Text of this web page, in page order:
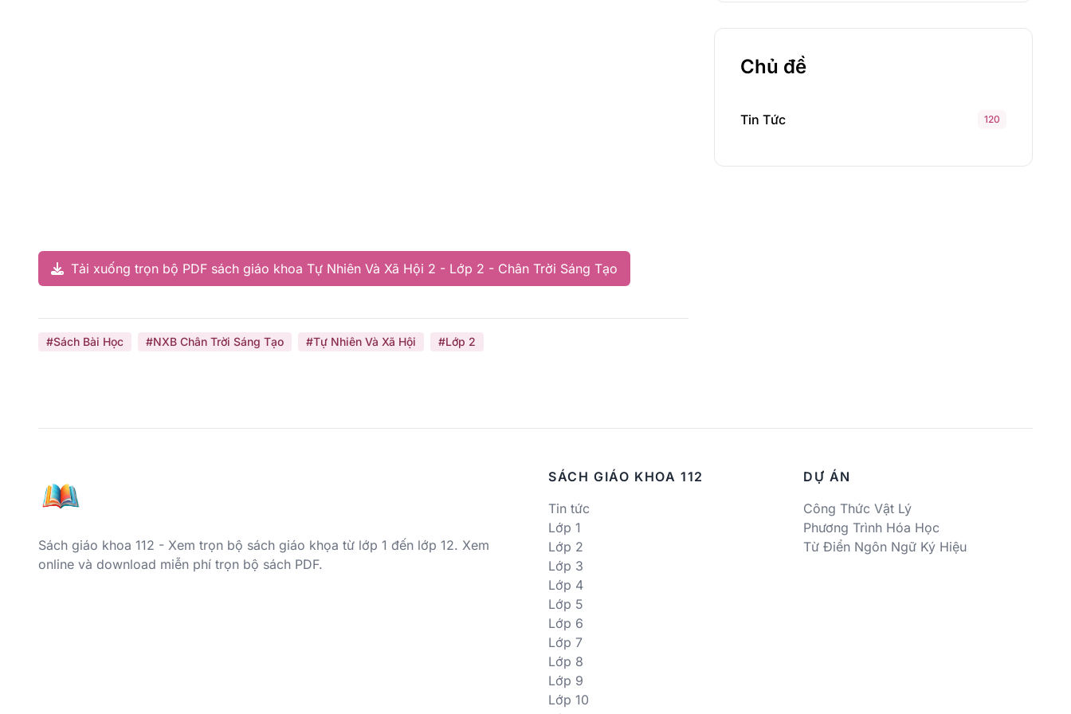
Tải xuống trọn bộ PDF sách giáo khoa Tự Nhiên Và Xã Hội 2 - Lớp 2 - Chân Trời Sáng Tạo
#Sách Bài Học #NXB Chân Trời Sáng Tạo #Tự Nhiên Và Xã Hội #Lớp 2
Chủ đề
Tin Tức 120
Sách giáo khoa 112 - Xem trọn bộ sách giáo khọa từ lớp 1 đến lớp 12. Xem
online và download miễn phí trọn bộ sách PDF.
SÁCH GIÁO KHOA 112
Tin tức
Lớp 1
Lớp 2
Lớp 3
Lớp 4
Lớp 5
Lớp 6
Lớp 7
Lớp 8
Lớp 9
Lớp 10
DỰ ÁN
Công Thức Vật Lý
Phương Trình Hóa Học
Từ Điển Ngôn Ngữ Ký Hiệu